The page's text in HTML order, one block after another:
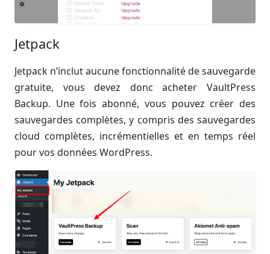
Jetpack
Jetpack n’inclut aucune fonctionnalité de sauvegarde
gratuite, vous devez donc acheter VaultPress
Backup. Une fois abonné, vous pouvez créer des
sauvegardes complètes, y compris des sauvegardes
cloud complètes, incrémentielles et en temps réel
pour vos données WordPress.